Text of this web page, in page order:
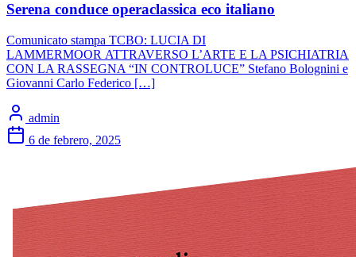
Serena conduce operaclassica eco italiano
Comunicato stampa TCBO: LUCIA DI
LAMMERMOOR ATTRAVERSO L’ARTE E LA PSICHIATRIA
CON LA RASSEGNA “IN CONTROLUCE” Stefano Bolognini e
Giovanni Carlo Federico […]
admin
6 de febrero, 2025